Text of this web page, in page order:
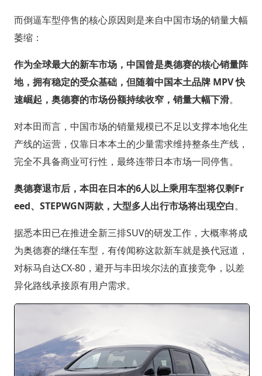
而倒逼车型停售的核心原因则是来自中国市场的销量大幅
萎缩：
作为全球最大的新车市场，中国曾是奥德赛的核心销量阵
地，拥有稳定的受众基础，但随着中国本土品牌 MPV 快
速崛起，奥德赛的市场份额持续收窄，销量大幅下滑。
对本田而言，中国市场的销量规模已不足以支撑本地化生
产线的运营，仅靠日本本土的少量需求维持整条生产线，
完全不具备商业可行性，最终连带日本市场一同停售。
奥德赛退市后，本田在日本的6人以上乘用车型将仅剩Fr
eed、STEPWGN两款，大型多人出行市场将出现空白。
据悉本田已在推进全新三排SUV的研发工作，大概率将成
为奥德赛的继任车型，有传闻称这款新车就是换代冠道，
对标马自达CX-80，避开与丰田埃尔法的直接竞争，以差
异化路线承接原有用户需求。